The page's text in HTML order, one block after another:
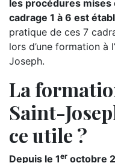
les procédures mises
cadrage 1 à 6 est
pratique de ces 7
lors d’une formation à
Joseph.
La
Saint-
ce utile ?
Depuis le 1er octobre